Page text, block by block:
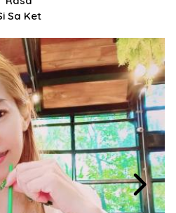
Sa Ket